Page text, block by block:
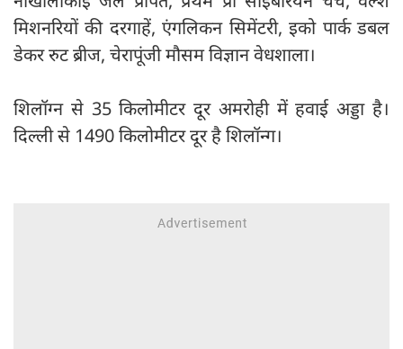
मिशनरियों की दरगाहें, एंगलिकन सिमेंटरी, इको पार्क डबल
डेकर रुट ब्रीज, चेरापूंजी मौसम विज्ञान वेधशाला।
शिलॉग्न से 35 किलोमीटर दूर अमरोही में हवाई अड्डा है।
दिल्ली से 1490 किलोमीटर दूर है शिलॉन्ग।